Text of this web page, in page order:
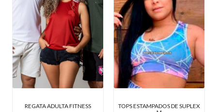
REGATA ADULTA FITNESS
TOPS ESTAMPADOS DE SUPLEX
CROPPED